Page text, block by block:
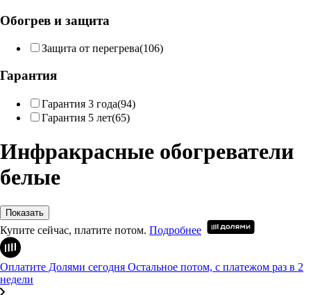
Обогрев и защита
Защита от перегрева(106)
Гарантия
Гарантия 3 года(94)
Гарантия 5 лет(65)
Инфракрасные обогреватели
белые
Показать
Купите сейчас, платите потом. Подробнее
Оплатите Долями сегодня Остальное потом, с платежом раз в 2
недели